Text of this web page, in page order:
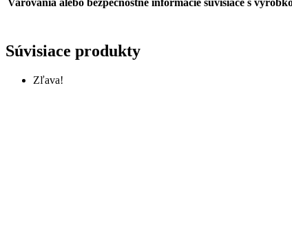
Varovania alebo bezpečnostné informácie súvisiace s
Súvisiace produkty
Zľava!